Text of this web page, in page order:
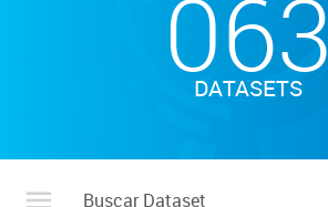
063
DATASETS